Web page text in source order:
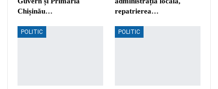
Chișinău…
repatrierea…
POLITIC POLITIC